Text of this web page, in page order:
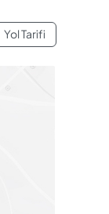
Yol Tarifi